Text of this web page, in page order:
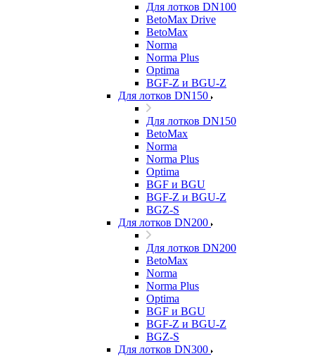
Для лотков DN100
BetoMax Drive
BetoMax
Norma
Norma Plus
Optima
BGF-Z и BGU-Z
Для лотков DN150
Для лотков DN150
BetoMax
Norma
Norma Plus
Optima
BGF и BGU
BGF-Z и BGU-Z
BGZ-S
Для лотков DN200
Для лотков DN200
BetoMax
Norma
Norma Plus
Optima
BGF и BGU
BGF-Z и BGU-Z
BGZ-S
Для лотков DN300